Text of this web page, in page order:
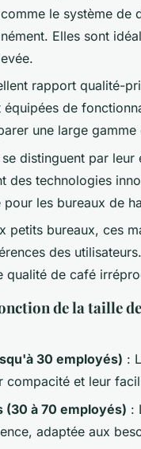
le système
Elles sont
rapport qualité-
de
une large gamme
distinguent par
des technologies
les bureaux de
petits bureaux, ces
des
qualité de café
de la taille
30 employés) :
compacité et leur
(30 à 70 employés) :
adaptée aux